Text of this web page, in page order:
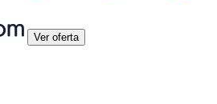
Ver oferta